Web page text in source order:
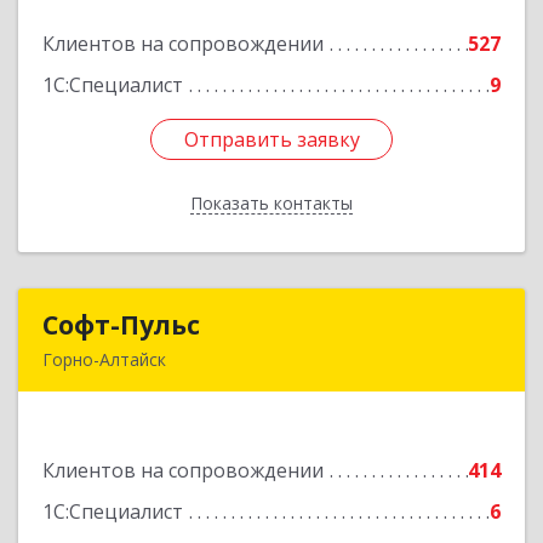
Клиентов на сопровождении
527
1С:Специалист
9
Отправить заявку
Показать контакты
Подробнее
Отправить заявку
Назад
Софт-Пульс
Горно-Алтайск
Клиентов на сопровождении
414
1С:Специалист
6
Подробнее